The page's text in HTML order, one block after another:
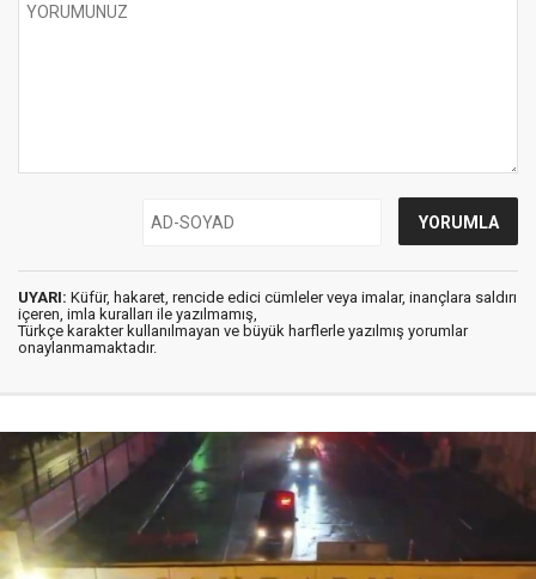
UYARI: Küfür, hakaret, rencide edici cümleler veya imalar, inançlara saldırı
içeren, imla kuralları ile yazılmamış,
Türkçe karakter kullanılmayan ve büyük harflerle yazılmış yorumlar
onaylanmamaktadır.